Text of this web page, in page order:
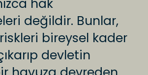
hak
değildir. Bunlar,
bireysel kader
devletin